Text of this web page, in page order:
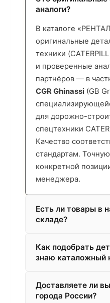
аналоги?
В каталоге
оригинальные
техники
и проверенные
партнёров — в
CGR Ghinassi (GB
для дорожно-
спецтехники
Качество
стандартам.
конкретной
менеджера.
Есть ли товары в
складе?
Как подобрать
знаю каталожный
Доставляете ли
города России?